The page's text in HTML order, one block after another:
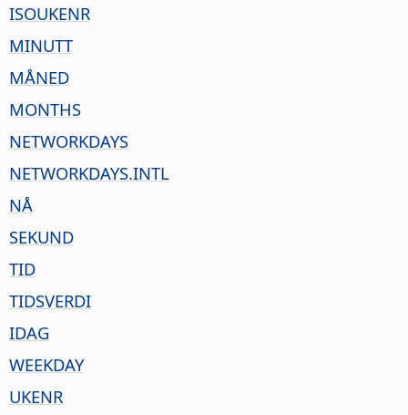
ISOUKENR
MINUTT
MÅNED
MONTHS
NETWORKDAYS
NETWORKDAYS.INTL
NÅ
SEKUND
TID
TIDSVERDI
IDAG
WEEKDAY
UKENR